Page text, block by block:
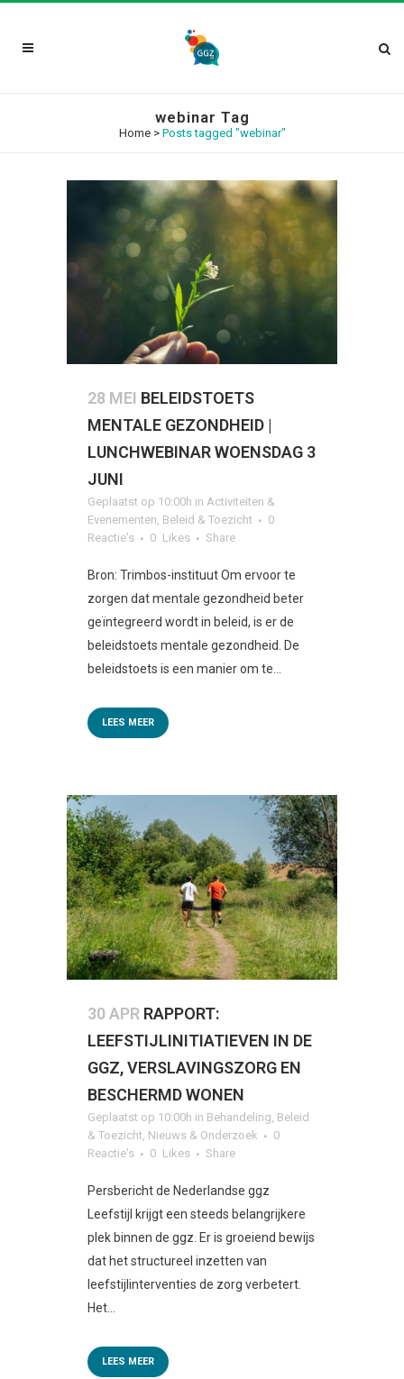
webinar Tag
Home> Posts tagged "webinar"
28 MEI BELEIDSTOETS
MENTALE GEZONDHEID |
LUNCHWEBINAR WOENSDAG 3
JUNI
Geplaatst op 10:00h in Activiteiten &
Evenementen, Beleid & Toezicht
0
Reactie's
0 Likes Share
Bron: Trimbos-instituut Om ervoor te
zorgen dat mentale gezondheid beter
geïntegreerd wordt in beleid, is er de
beleidstoets mentale gezondheid. De
beleidstoets is een manier om te...
LEES MEER
30 APR RAPPORT:
LEEFSTIJLINITIATIEVEN IN DE
GGZ, VERSLAVINGSZORG EN
BESCHERMD WONEN
Geplaatst op 10:00h in Behandeling Beleid
& Toezicht Nieuws & Onderzoek
0
Reactie's
0 Likes Share
Persbericht de Nederlandse ggz
Leefstijl krijgt een steeds belangrijkere
plek binnen de ggz. Er is groeiend bewijs
dat het structureel inzetten van
leefstijlinterventies de zorg verbetert.
Het...
LEES MEER